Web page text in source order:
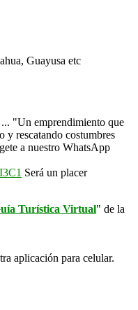
Guayusa etc
... "Un emprendimiento que
y rescatando costumbres
a nuestro WhatsApp
Será un placer
Turística Virtual" de la
aplicación para celular.